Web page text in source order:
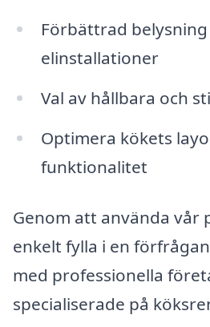
Förbättrad
elinstallationer
Val av hållbara och
Optimera kökets
funktionalitet
Genom att använda vår
enkelt fylla i en
med professionella
specialiserade på